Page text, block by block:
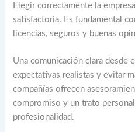
Elegir correctamente la
satisfactoria. Es fundamental
licencias, seguros y buenas
Una comunicación clara desde
expectativas realistas y evitar
compañías ofrecen
compromiso y un trato
profesionalidad.